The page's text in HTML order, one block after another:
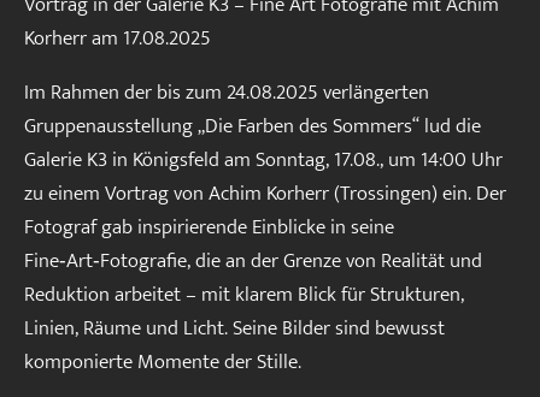
Korherr am 17.08.2025
Im Rahmen der bis zum 24.08.2025 verlängerten
Gruppenausstellung „Die Farben des Sommers“ lud die
Galerie K3 in Königsfeld am Sonntag, 17.08., um 14:00 Uhr
zu einem Vortrag von Achim Korherr (Trossingen) ein. Der
Fotograf gab inspirierende Einblicke in seine
Fine‑Art‑Fotografie, die an der Grenze von Realität und
Reduktion arbeitet – mit klarem Blick für Strukturen,
Linien, Räume und Licht. Seine Bilder sind bewusst
komponierte Momente der Stille.